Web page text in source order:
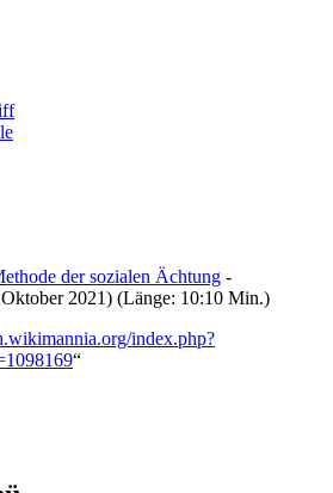
der sozialen Ächtung -
2021) (Länge: 10:10 Min.)
index.php?
“